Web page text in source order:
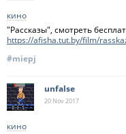
кино
"Рассказы", смотреть
https://afisha.tut.by/film/
#miepj
unfalse
20 Nov2017
кино